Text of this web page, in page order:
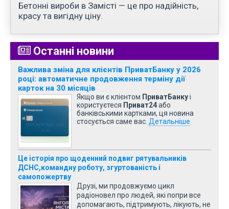
Бетонні вироби в Замісті — це про надійність,
красу та вигідну ціну.
Останні новини
Важлива зміна для клієнтів ПриватБанку у 2026
році: автоматичне продовження терміну дії
карток на 30 місяців
Якщо ви є клієнтом ПриватБанкуі
користуєтеся Приват24або
банківськими картками, ця новина
стосується саме вас. Детальніше
Це історія про щоденний подвиг рятувальників
ДСНС,командну роботу, згуртованість і
самопожертву
Друзі, ми продовжуємо цикл
радіоновел про людей, які попри все
допомагають, підтримують, лікують, не